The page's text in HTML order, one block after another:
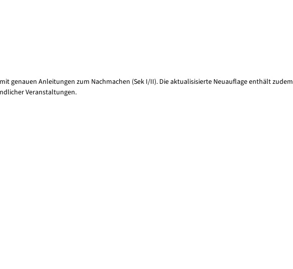
Anleitungen zum Nachmachen (Sek I/II). Die aktualisisierte Neuauflage enthält zudem
Veranstaltungen.